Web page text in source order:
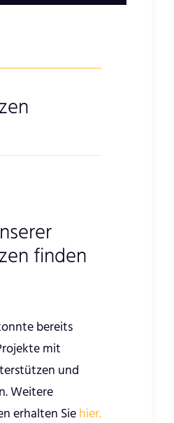
finden
bereits
mit
und
Weitere
erhalten Siehier.